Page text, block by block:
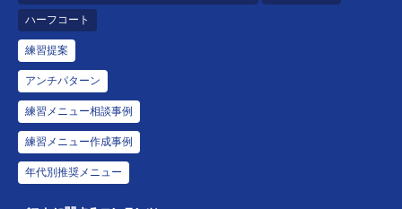
ハーフコート
練習提案
アンチパターン
練習メニュー相談事例
練習メニュー作成事例
年代別推奨メニュー